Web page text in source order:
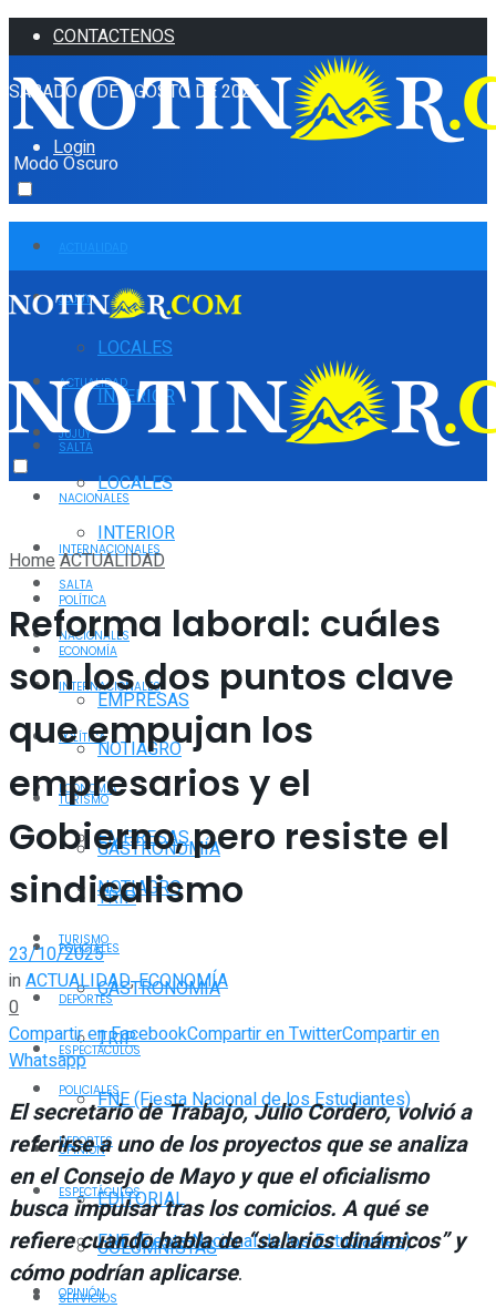
CONTACTENOS
SÁBADO 8 DE AGOSTO DE 2026
Login
Modo Oscuro
JUJUY
LOCALES
INTERIOR
SALTA
NACIONALES
INTERNACIONALES
POLÍTICA
ECONOMÍA
EMPRESAS
NOTIAGRO
TURISMO
GASTRONOMÍA
TRIP
POLICIALES
DEPORTES
ESPECTÁCULOS
FNE (Fiesta Nacional de los Estudiantes)
OPINIÓN
EDITORIAL
COLUMNISTAS
SERVICIOS
ACTUALIDAD
JUJUY
LOCALES
INTERIOR
SALTA
NACIONALES
INTERNACIONALES
POLÍTICA
ECONOMÍA
EMPRESAS
NOTIAGRO
TURISMO
GASTRONOMÍA
TRIP
POLICIALES
DEPORTES
ESPECTÁCULOS
FNE (Fiesta Nacional de los Estudiantes)
OPINIÓN
HomeACTUALIDAD
Reforma laboral: cuáles
son los dos puntos clave
que empujan los
empresarios y el
Gobierno, pero resiste el
sindicalismo
23/10/2025
inACTUALIDAD,ECONOMÍA
0
Compartir en FacebookCompartir en TwitterCompartir en
Whatsapp
El secretario de Trabajo, Julio Cordero, volvió a
referirse a uno de los proyectos que se analiza
en el Consejo de Mayo y que el oficialismo
busca impulsar tras los comicios. A qué se
refiere cuando habla de “salarios dinámicos” y
cómo podrían aplicarse.